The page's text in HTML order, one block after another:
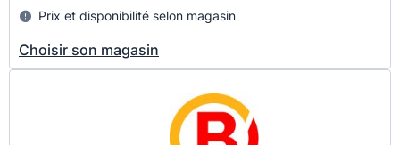
Prix et disponibilité selon magasin
Choisir son magasin